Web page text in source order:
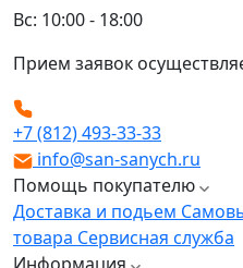
Вс: 10:00 - 18:00
Прием заявок
+7 (812) 493-33-33
info@san-sanych.ru
Помощь покупателю
Доставка и подьем
товара Сервисная служба